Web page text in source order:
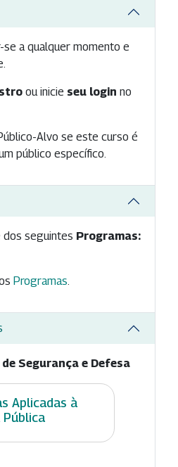
a qualquer momento e
ou inicie seu login no
Alvo se este curso é
público específico.
seguintes Programas:
Programas
Segurança e Defesa
Aplicadas à